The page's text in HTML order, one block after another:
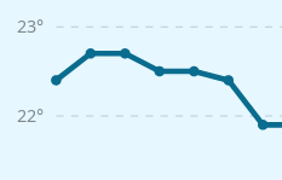
22°
23°